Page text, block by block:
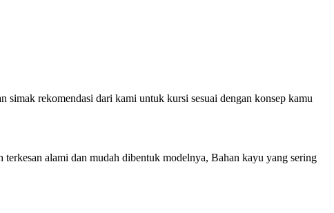
simak rekomendasi dari kami untuk kursi sesuai dengan konsep kamu
alami dan mudah dibentuk modelnya, Bahan kayu yang sering